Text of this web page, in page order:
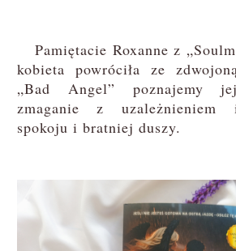
Pamiętacie Roxanne z
kobieta powróciła ze
„Bad Angel” poznajemy
zmaganie z uzależnieniem
spokoju i bratniej duszy.